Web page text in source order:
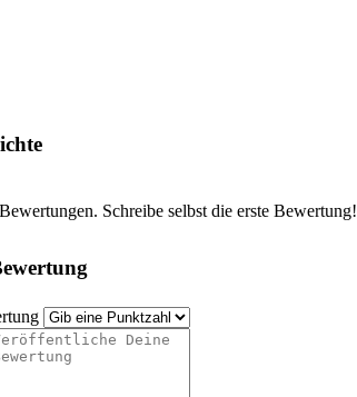
Schreibe selbst die erste Bewertung!